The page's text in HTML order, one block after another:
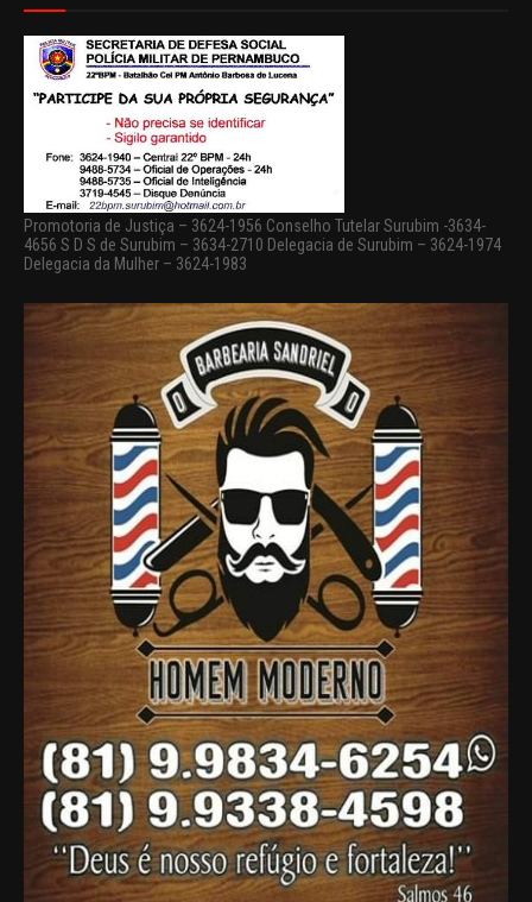
Promotoria de Justiça – 3624-1956 Conselho Tutelar Surubim -3634-
4656 S D S de Surubim – 3634-2710 Delegacia de Surubim – 3624-1974
Delegacia da Mulher – 3624-1983